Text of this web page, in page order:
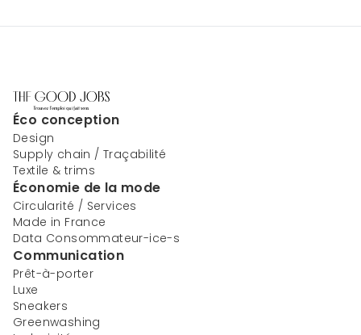
Éco conception
Design
Supply chain / Traçabilité
Textile & trims
Économie de la mode
Circularité / Services
Made in France
Data Consommateur-ice-s
Communication
Prêt-à-porter
Luxe
Sneakers
Greenwashing